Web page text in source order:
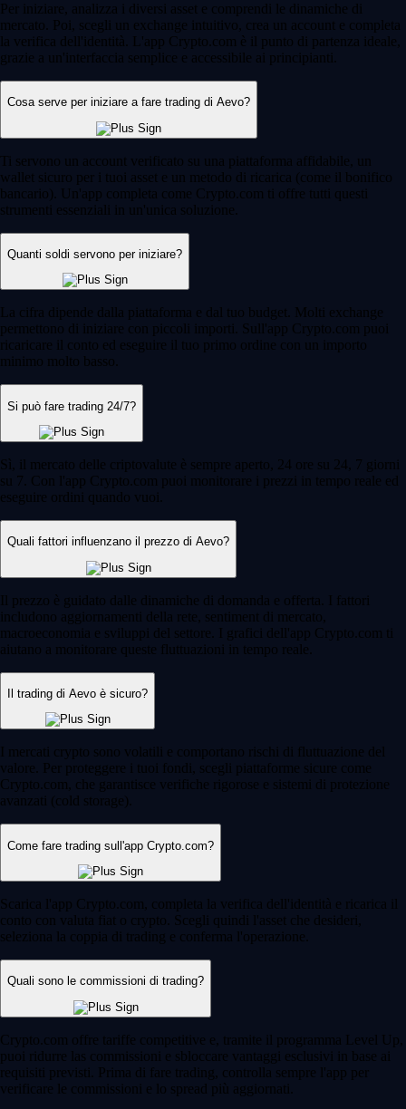
Per iniziare, analizza i diversi asset e comprendi le dinamiche di
mercato. Poi, scegli un exchange intuitivo, crea un account e completa
la verifica dell'identità. L'app Crypto.com è il punto di partenza ideale,
grazie a un'interfaccia semplice e accessibile ai principianti.
Cosa serve per iniziare a fare trading di Aevo?
Ti servono un account verificato su una piattaforma affidabile, un
wallet sicuro per i tuoi asset e un metodo di ricarica (come il bonifico
bancario). Un'app completa come Crypto.com ti offre tutti questi
strumenti essenziali in un'unica soluzione.
Quanti soldi servono per iniziare?
La cifra dipende dalla piattaforma e dal tuo budget. Molti exchange
permettono di iniziare con piccoli importi. Sull'app Crypto.com puoi
ricaricare il conto ed eseguire il tuo primo ordine con un importo
minimo molto basso.
Si può fare trading 24/7?
Sì, il mercato delle criptovalute è sempre aperto, 24 ore su 24, 7 giorni
su 7. Con l'app Crypto.com puoi monitorare i prezzi in tempo reale ed
eseguire ordini quando vuoi.
Quali fattori influenzano il prezzo di Aevo?
Il prezzo è guidato dalle dinamiche di domanda e offerta. I fattori
includono aggiornamenti della rete, sentiment di mercato,
macroeconomia e sviluppi del settore. I grafici dell'app Crypto.com ti
aiutano a monitorare queste fluttuazioni in tempo reale.
Il trading di Aevo è sicuro?
I mercati crypto sono volatili e comportano rischi di fluttuazione del
valore. Per proteggere i tuoi fondi, scegli piattaforme sicure come
Crypto.com, che garantisce verifiche rigorose e sistemi di protezione
avanzati (cold storage).
Come fare trading sull'app Crypto.com?
Scarica l'app Crypto.com, completa la verifica dell'identità e ricarica il
conto con valuta fiat o crypto. Scegli quindi l'asset che desideri,
seleziona la coppia di trading e conferma l'operazione.
Quali sono le commissioni di trading?
Crypto.com offre tariffe competitive e, tramite il programma Level Up,
puoi ridurre las commissioni e sbloccare vantaggi esclusivi in base ai
requisiti previsti. Prima di fare trading, controlla sempre l'app per
verificare le commissioni e lo spread più aggiornati.